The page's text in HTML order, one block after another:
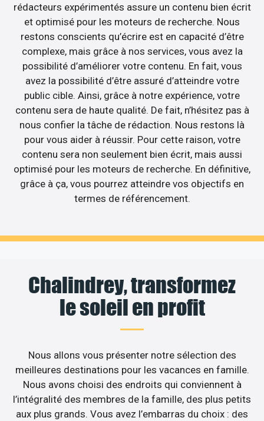
rédacteurs expérimentés assure un contenu bien écrit
et optimisé pour les moteurs de recherche. Nous
restons conscients qu’écrire est en capacité d’être
complexe, mais grâce à nos services, vous avez la
possibilité d’améliorer votre contenu. En fait, vous
avez la possibilité d’être assuré d’atteindre votre
public cible. Ainsi, grâce à notre expérience, votre
contenu sera de haute qualité. De fait, n’hésitez pas à
nous confier la tâche de rédaction. Nous restons là
pour vous aider à réussir. Pour cette raison, votre
contenu sera non seulement bien écrit, mais aussi
optimisé pour les moteurs de recherche. En définitive,
grâce à ça, vous pourrez atteindre vos objectifs en
termes de référencement.
Chalindrey, transformez
le soleil en profit
Nous allons vous présenter notre sélection des
meilleures destinations pour les vacances en famille.
Nous avons choisi des endroits qui conviennent à
l’intégralité des membres de la famille, des plus petits
aux plus grands. Vous avez l’embarras du choix : des